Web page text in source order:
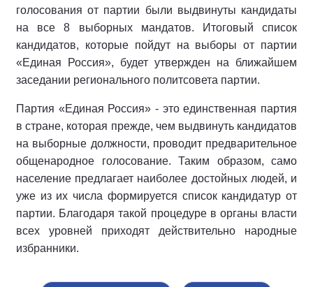
голосования от партии были выдвинуты кандидаты
на все 8 выборных мандатов. Итоговый список
кандидатов, которые пойдут на выборы от партии
«Единая Россия», будет утвержден на ближайшем
заседании регионального политсовета партии.
Партия «Единая Россия» - это единственная партия
в стране, которая прежде, чем выдвинуть кандидатов
на выборные должности, проводит предварительное
общенародное голосование. Таким образом, само
население предлагает наиболее достойных людей, и
уже из их числа формируется список кандидатур от
партии. Благодаря такой процедуре в органы власти
всех уровней приходят действительно народные
избранники.